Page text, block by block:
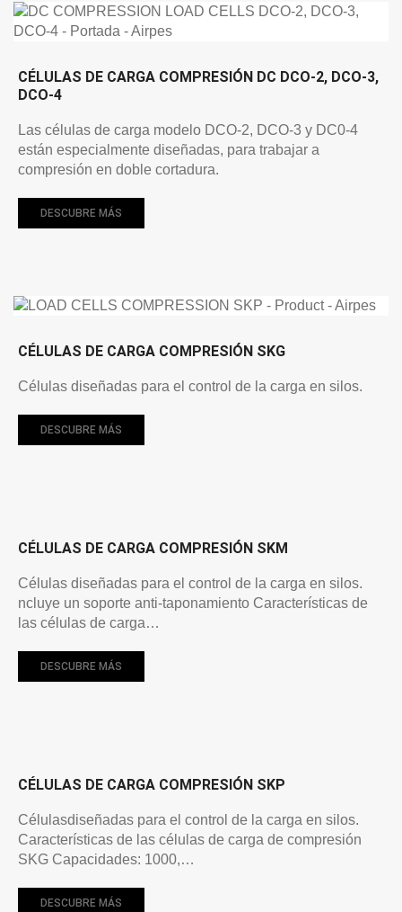
CÉLULAS DE CARGA COMPRESIÓN DC DCO-2, DCO-3,
DCO-4
Las células de carga modelo DCO-2, DCO-3 y DC0-4
están especialmente diseñadas, para trabajar a
compresión en doble cortadura.
DESCUBRE MÁS
CÉLULAS DE CARGA COMPRESIÓN SKG
Células diseñadas para el control de la carga en silos.
DESCUBRE MÁS
CÉLULAS DE CARGA COMPRESIÓN SKM
Células diseñadas para el control de la carga en silos.
ncluye un soporte anti-taponamiento Características de
las células de carga…
DESCUBRE MÁS
CÉLULAS DE CARGA COMPRESIÓN SKP
Célulasdiseñadas para el control de la carga en silos.
Características de las células de carga de compresión
SKG Capacidades: 1000,…
DESCUBRE MÁS